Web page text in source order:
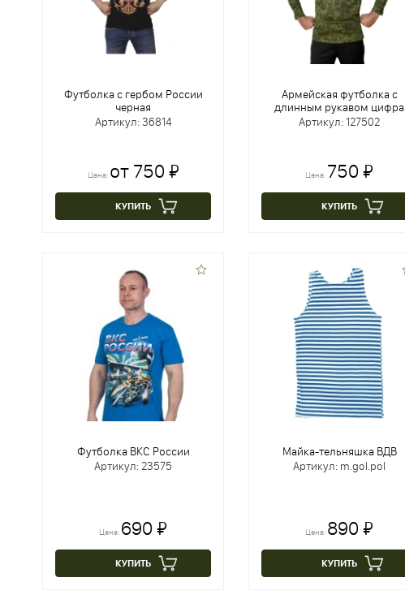
Футболка с гербом России
черная
Артикул: 36814
Цена: от 750 ₽
КУПИТЬ
Армейская футболка с
длинным рукавом цифра
Артикул: 127502
Цена: 750 ₽
КУПИТЬ
Футболка ВКС России
Артикул: 23575
Цена: 690 ₽
КУПИТЬ
Майка-тельняшка ВДВ
Артикул: m.gol.pol
Цена: 890 ₽
КУПИТЬ